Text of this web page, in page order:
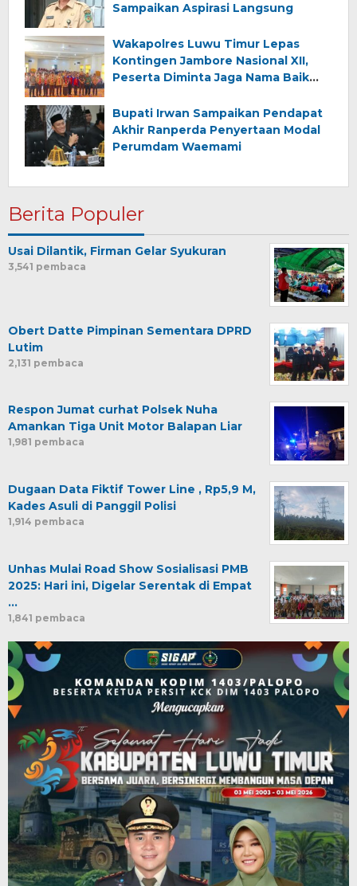
Sampaikan Aspirasi Langsung
Wakapolres Luwu Timur Lepas
Kontingen Jambore Nasional XII,
Peserta Diminta Jaga Nama Baik
Bupati Irwan Sampaikan Pendapat
Akhir Ranperda Penyertaan Modal
Perumdam Waemami
Berita Populer
Usai Dilantik, Firman Gelar Syukuran
3,541 pembaca
Obert Datte Pimpinan Sementara DPRD
Lutim
2,131 pembaca
Respon Jumat curhat Polsek Nuha
Amankan Tiga Unit Motor Balapan Liar
1,981 pembaca
Dugaan Data Fiktif Tower Line , Rp5,9 M,
Kades Asuli di Panggil Polisi
1,914 pembaca
Unhas Mulai Road Show Sosialisasi PMB
2025: Hari ini, Digelar Serentak di Empat
…
1,841 pembaca